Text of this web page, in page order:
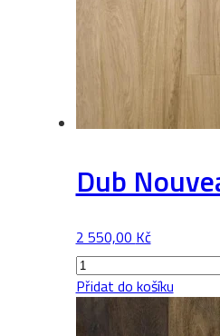
Dub
2 550,00 Kč
Dub
Nouveau
White
množství
Přidat do košíku